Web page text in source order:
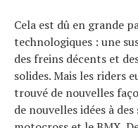
Cela est dû en grande
technologiques : une
des freins décents et
solides. Mais les riders
trouvé de nouvelles
de nouvelles idées à